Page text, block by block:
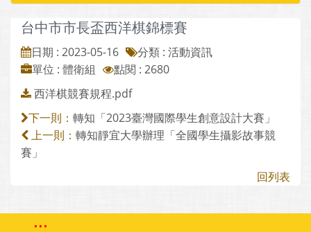
台中市市長盃西洋棋錦標賽
日期 : 2023-05-16
分類 : 活動資訊
單位 : 體衛組
點閱 : 2680
西洋棋競賽規程.pdf
下一則： 轉知「2023臺灣國際學生創意設計大賽」
上一則： 轉知靜宜大學辦理「全國學生攝影故事競
賽」
回列表